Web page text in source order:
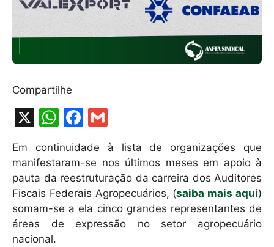
Compartilhe
X
W
at
s
A
p
p
F
a
c
e
b
o
o
m
ai
l
Em continuidade à lista de organizações que
manifestaram-se nos últimos meses em apoio à
pauta da reestruturação da carreira dos Auditores
Fiscais Federais Agropecuários, (saiba mais aqui)
somam-se a ela cinco grandes representantes de
áreas de expressão no setor agropecuário
nacional.